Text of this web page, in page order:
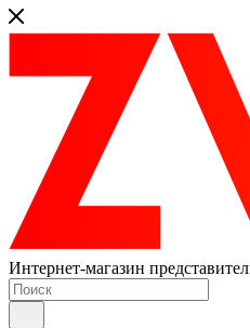
Интернет-магазин